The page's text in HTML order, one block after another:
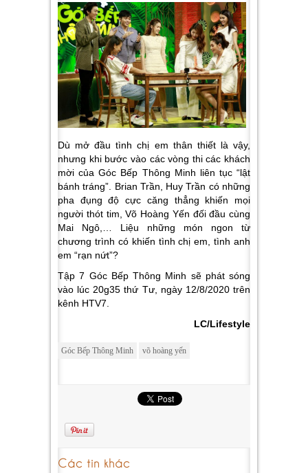
Dù mở đầu tình chị em thân thiết là vậy,
nhưng khi bước vào các vòng thi các khách
mời của Góc Bếp Thông Minh liên tục “lật
bánh tráng”. Brian Trần, Huy Trần có những
pha đụng độ cực căng thẳng khiến mọi
người thót tim, Võ Hoàng Yến đối đầu cùng
Mai Ngô,… Liệu những món ngon từ
chương trình có khiến tình chị em, tình anh
em “rạn nứt”?
Tập 7 Góc Bếp Thông Minh sẽ phát sóng
vào lúc 20g35 thứ Tư, ngày 12/8/2020 trên
kênh HTV7.
LC/Lifestyle
Góc Bếp Thông Minh võ hoàng yến
Các tin khác